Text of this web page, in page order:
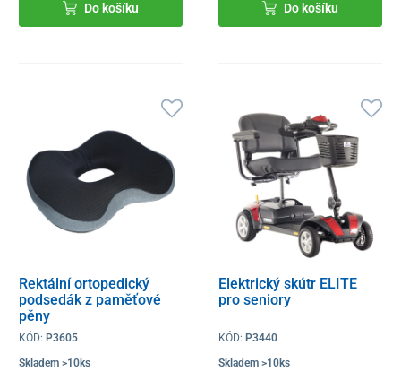
Do košíku Do košíku
Rektální ortopedický
podsedák z paměťové
pěny
KÓD: P3605
Skladem >10ks
Elektrický skútr ELITE
pro seniory
KÓD:P3440
Skladem >10ks